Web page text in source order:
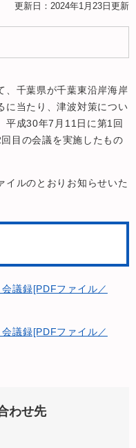
更新日：2024年1月23日更新
、千葉県が千葉東沿岸海岸
に当たり、津波対策につい
平成30年7月11日に第1回
目の会議を実施したもの
イルのとおりお知らせいた
議録[PDFファイル／
議録[PDFファイル／
わせ先